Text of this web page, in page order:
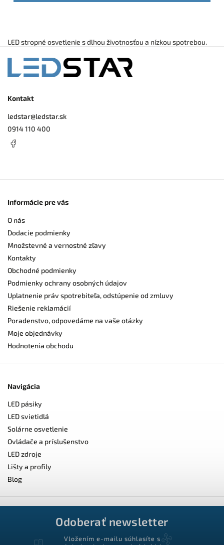
LED stropné osvetlenie s dlhou životnosťou a nízkou spotrebou.
Kontakt
ledstar@ledstar.sk
0914 110 400
Informácie pre vás
O nás
Dodacie podmienky
Množstevné a vernostné zľavy
Kontakty
Obchodné podmienky
Podmienky ochrany osobných údajov
Uplatnenie práv spotrebiteľa, odstúpenie od zmluvy
Riešenie reklamácií
Poradenstvo, odpovedáme na vaše otázky
Moje objednávky
Hodnotenia obchodu
Navigácia
LED pásiky
LED svietidlá
Solárne osvetlenie
Ovládače a príslušenstvo
LED zdroje
Lišty a profily
Blog
Odoberať newsletter
Vložením e-mailu súhlasíte s